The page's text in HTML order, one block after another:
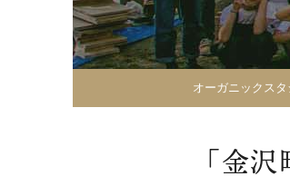
オーガニックス
「金